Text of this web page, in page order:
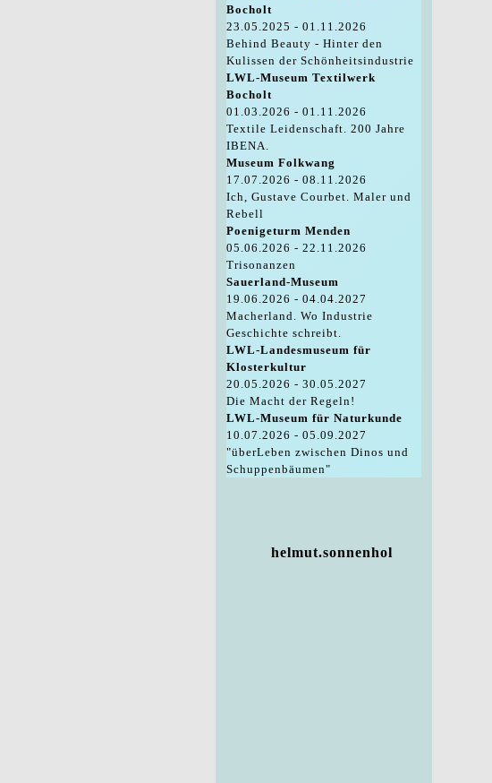
Bocholt
23.05.2025 - 01.11.2026
Behind Beauty - Hinter den
Kulissen der Schönheitsindustrie
LWL-Museum Textilwerk
Bocholt
01.03.2026 - 01.11.2026
Textile Leidenschaft. 200 Jahre
IBENA.
Museum Folkwang
17.07.2026 - 08.11.2026
Ich, Gustave Courbet. Maler und
Rebell
Poenigeturm Menden
05.06.2026 - 22.11.2026
Trisonanzen
Sauerland-Museum
19.06.2026 - 04.04.2027
Macherland. Wo Industrie
Geschichte schreibt.
LWL-Landesmuseum für
Klosterkultur
20.05.2026 - 30.05.2027
Die Macht der Regeln!
LWL-Museum für Naturkunde
10.07.2026 - 05.09.2027
"überLeben zwischen Dinos und
Schuppenbäumen"
helmut.sonnenhol